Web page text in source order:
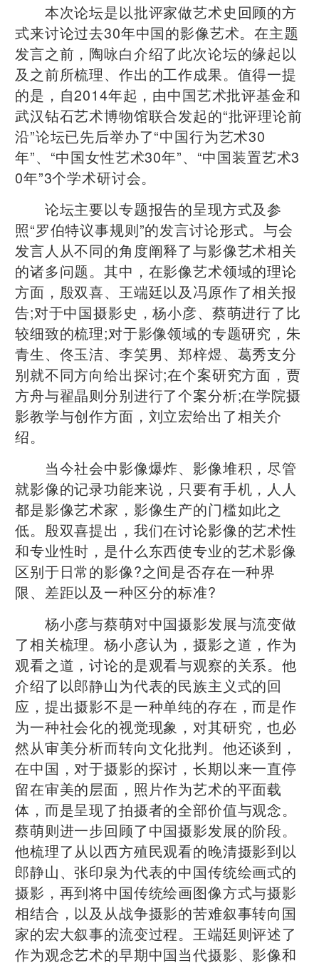
本次论坛是以批评家做艺术史回顾的方
式来讨论过去30年中国的影像艺术。在主题
发言之前，陶咏白介绍了此次论坛的缘起以
及之前所梳理、作出的工作成果。值得一提
的是，自2014年起，由中国艺术批评基金和
武汉钻石艺术博物馆联合发起的“批评理论前
沿”论坛已先后举办了“中国行为艺术30
年”、“中国女性艺术30年”、“中国装置艺术3
0年”3个学术研讨会。
论坛主要以专题报告的呈现方式及参
照“罗伯特议事规则”的发言讨论形式。与会
发言人从不同的角度阐释了与影像艺术相关
的诸多问题。其中，在影像艺术领域的理论
方面，殷双喜、王端廷以及冯原作了相关报
告;对于中国摄影史，杨小彦、蔡萌进行了比
较细致的梳理;对于影像领域的专题研究，朱
青生、佟玉洁、李笑男、郑梓煜、葛秀支分
别就不同方向给出探讨;在个案研究方面，贾
方舟与翟晶则分别进行了个案分析;在学院摄
影教学与创作方面，刘立宏给出了相关介
绍。
当今社会中影像爆炸、影像堆积，尽管
就影像的记录功能来说，只要有手机，人人
都是影像艺术家，影像生产的门槛如此之
低。殷双喜提出，我们在讨论影像的艺术性
和专业性时，是什么东西使专业的艺术影像
区别于日常的影像?之间是否存在一种界
限、差距以及一种区分的标准?
杨小彦与蔡萌对中国摄影发展与流变做
了相关梳理。杨小彦认为，摄影之道，作为
观看之道，讨论的是观看与观察的关系。他
介绍了以郎静山为代表的民族主义式的回
应，提出摄影不是一种单纯的存在，而是作
为一种社会化的视觉现象，对其研究，也必
然从审美分析而转向文化批判。他还谈到，
在中国，对于摄影的探讨，长期以来一直停
留在审美的层面，照片作为艺术的平面载
体，而是呈现了拍摄者的全部价值与观念。
蔡萌则进一步回顾了中国摄影发展的阶段。
他梳理了从以西方殖民观看的晚清摄影到以
郎静山、张印泉为代表的中国传统绘画式的
摄影，再到将中国传统绘画图像方式与摄影
相结合，以及从战争摄影的苦难叙事转向国
家的宏大叙事的流变过程。王端廷则评述了
作为观念艺术的早期中国当代摄影、影像和